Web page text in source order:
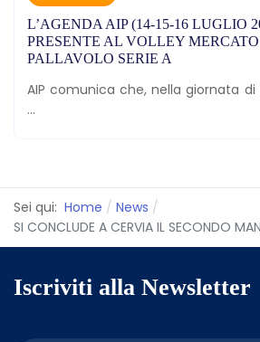
L’AGENDA AIP (14-15-16 LUGLIO
PRESENTE AL VOLLEY
PALLAVOLO SERIE A
AIP comunica che, nella giornata di
...
Sei qui: Home
News
SI CONCLUDE A CERVIA IL SECONDO
Iscriviti alla Newsletter